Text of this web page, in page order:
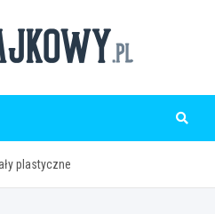
plastyczne